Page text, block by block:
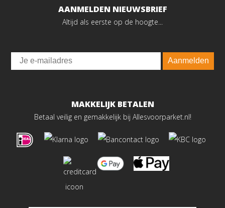
AANMELDEN NIEUWSBRIEF
Altijd als eerste op de hoogte...
Email
Aanmelden
MAKKELIJK BETALEN
Betaal veilig en gemakkelijk bij Allesvoorparket.nl!